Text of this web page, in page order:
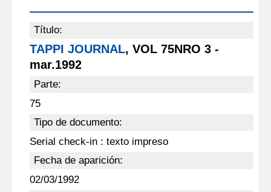
Título:
TAPPI JOURNAL, VOL 75NRO 3 -
mar.1992
Parte:
75
Tipo de documento:
Serial check-in : texto impreso
Fecha de aparición:
02/03/1992